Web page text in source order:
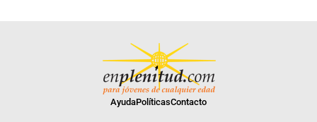
AyudaPolíticasContacto